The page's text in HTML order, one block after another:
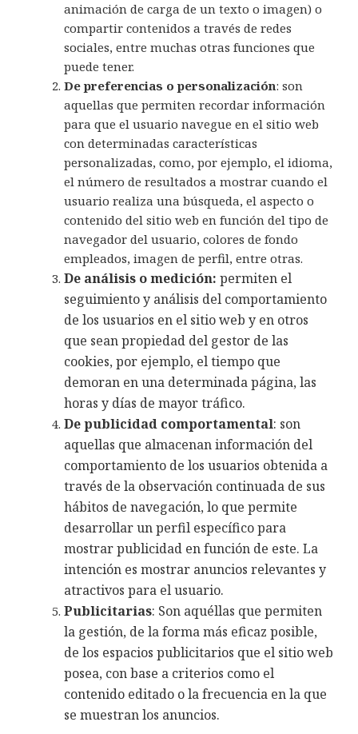
animación de carga de un texto o imagen) o
compartir contenidos a través de redes
sociales, entre muchas otras funciones que
puede tener.
De preferencias o personalización: son
aquellas que permiten recordar información
para que el usuario navegue en el sitio web
con determinadas características
personalizadas, como, por ejemplo, el idioma,
el número de resultados a mostrar cuando el
usuario realiza una búsqueda, el aspecto o
contenido del sitio web en función del tipo de
navegador del usuario, colores de fondo
empleados, imagen de perfil, entre otras.
De análisis o medición: permiten el
seguimiento y análisis del comportamiento
de los usuarios en el sitio web y en otros
que sean propiedad del gestor de las
cookies, por ejemplo, el tiempo que
demoran en una determinada página, las
horas y días de mayor tráfico.
De publicidad comportamental: son
aquellas que almacenan información del
comportamiento de los usuarios obtenida a
través de la observación continuada de sus
hábitos de navegación, lo que permite
desarrollar un perfil específico para
mostrar publicidad en función de este. La
intención es mostrar anuncios relevantes y
atractivos para el usuario.
Publicitarias: Son aquéllas que permiten
la gestión, de la forma más eficaz posible,
de los espacios publicitarios que el sitio web
posea, con base a criterios como el
contenido editado o la frecuencia en la que
se muestran los anuncios.